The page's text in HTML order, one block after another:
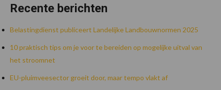
Recente berichten
Belastingdienst publiceert Landelijke Landbouwnormen 2025
10 praktisch tips om je voor te bereiden op mogelijke uitval van
het stroomnet
EU-pluimveesector groeit door, maar tempo vlakt af